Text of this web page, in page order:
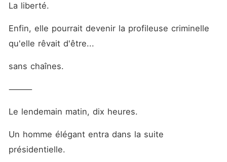
La liberté.
Enfin, elle pourrait devenir la profileuse criminelle
qu'elle rêvait d'être...
sans chaînes.
⸻
Le lendemain matin, dix heures.
Un homme élégant entra dans la suite
présidentielle.